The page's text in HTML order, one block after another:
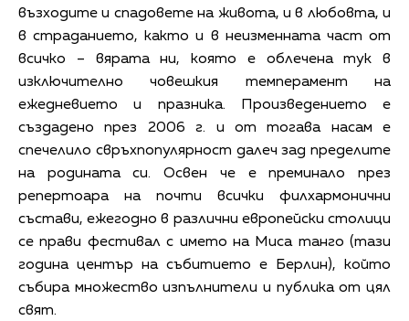
възходите и спадовете на живота, и в любовта, и
в страданието, както и в неизменната част от
всичко – вярата ни, която е облечена тук в
изключително човешкия темперамент на
ежедневието и празника. Произведението е
създадено през 2006 г. и от тогава насам е
спечелило свръхпопулярност далеч зад пределите
на родината си. Освен че е преминало през
репертоара на почти всички филхармонични
състави, ежегодно в различни европейски столици
се прави фестивал с името на Миса танго (тази
година център на събитието е Берлин), който
събира множество изпълнители и публика от цял
свят.